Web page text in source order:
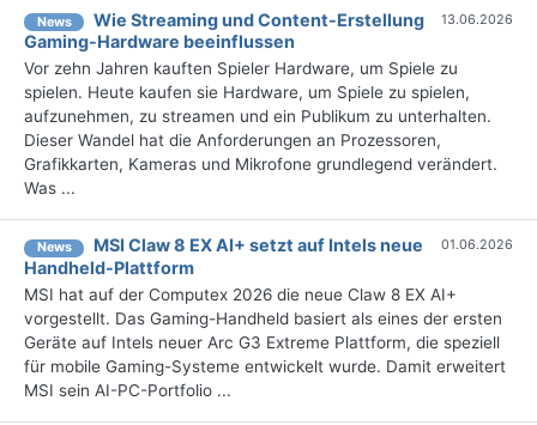
News
Wie Streaming und Content-Erstellung
Gaming-Hardware beeinflussen
13.06.2026
Vor zehn Jahren kauften Spieler Hardware, um Spiele zu
spielen. Heute kaufen sie Hardware, um Spiele zu spielen,
aufzunehmen, zu streamen und ein Publikum zu unterhalten.
Dieser Wandel hat die Anforderungen an Prozessoren,
Grafikkarten, Kameras und Mikrofone grundlegend verändert.
Was ...
News
MSI Claw 8 EX AI+ setzt auf Intels neue
Handheld-Plattform
01.06.2026
MSI hat auf der Computex 2026 die neue Claw 8 EX AI+
vorgestellt. Das Gaming-Handheld basiert als eines der ersten
Geräte auf Intels neuer Arc G3 Extreme Plattform, die speziell
für mobile Gaming-Systeme entwickelt wurde. Damit erweitert
MSI sein AI-PC-Portfolio ...